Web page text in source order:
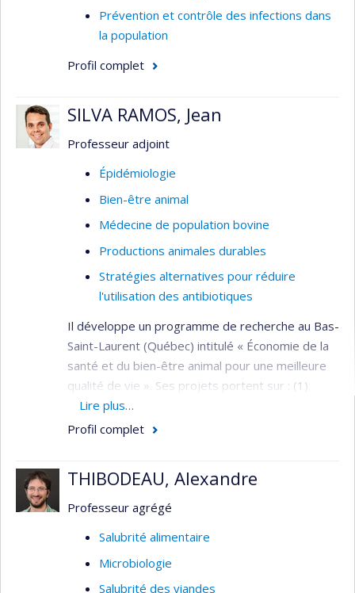
Prévention et contrôle des infections dans
la population
Profil complet
SILVA RAMOS, Jean
Professeur adjoint
Épidémiologie
Bien-être animal
Médecine de population bovine
Productions animales durables
Stratégies alternatives pour réduire
l'utilisation des antibiotiques
Il développe un programme de recherche au Bas-
Saint-Laurent (Québec) intitulé « Économie de la
santé et du bien-être animal pour une meilleure
qualité de vie ». Ses projets portent sur : (1)
l’estimation du fardeau des maladies chez les
animaux et son intégration dans les analyses
technologies dans ces analyses afin d’améliorer la
prise de décision dans les fermes. Ses travaux
bien-être animal, à promouvoir une utilisation plus
efficace des ressources, à réduire les coûts et à
renforcer la durabilité.
Lire plus…
Profil complet
THIBODEAU, Alexandre
Professeur agrégé
Salubrité alimentaire
Microbiologie
Salubrité des viandes